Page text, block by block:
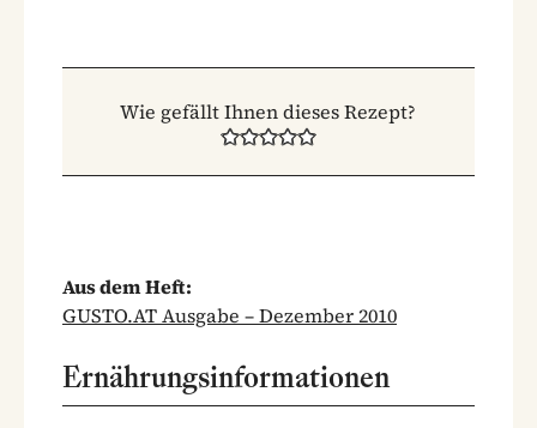
Wie gefällt Ihnen dieses Rezept?
Aus dem Heft:
GUSTO.AT Ausgabe – Dezember 2010
Ernährungsinformationen